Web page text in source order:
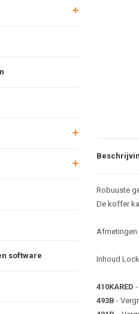
software
Robuuste
De koffer
Afmetingen
Inhoud
410KARED
493B -